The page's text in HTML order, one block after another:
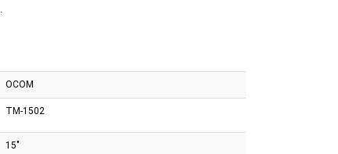
OCOM
TM-1502
15"